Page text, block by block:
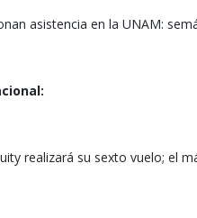
asistencia en la UNAM:
realizará su sexto vuelo; el